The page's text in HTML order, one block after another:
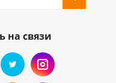
на связи